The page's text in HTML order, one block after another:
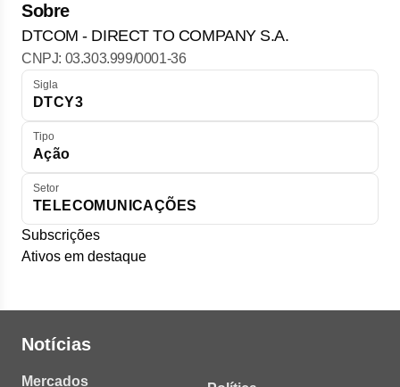
Sobre
DTCOM - DIRECT TO COMPANY S.A.
CNPJ: 03.303.999/0001-36
Sigla
DTCY3
Tipo
Ação
Setor
TELECOMUNICAÇÕES
Subscrições
Ativos em destaque
Notícias
Mercados